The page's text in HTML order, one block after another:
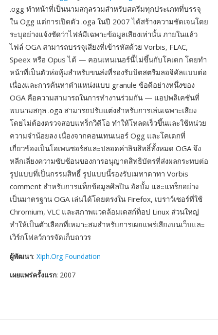
.ogg ทำหน้าที่เป็นนามสกุลรวมสำหรับสตรีมทุกประเภทที่บรรจุ
ใน Ogg แต่การเปิดตัว .oga ในปี 2007 ได้สร้างความชัดเจนโดย
ระบุอย่างแจ้งชัดว่าไฟล์มีเฉพาะข้อมูลเสียงเท่านั้น ภายในแล้ว
ไฟล์ OGA สามารถบรรจุเสียงที่เข้ารหัสด้วย Vorbis, FLAC,
Speex หรือ Opus ได้ — คอนเทนเนอร์นี้ไม่ขึ้นกับโคเดก โดยทำ
หน้าที่เป็นตัวห่อหุ้มสำหรับขนส่งที่รองรับบิตสตรีมลอจิคัลแบบต่อ
เนื่องและการค้นหาตำแหน่งแบบ granule ข้อดีอย่างหนึ่งของ
OGA คือความสามารถในการทำงานร่วมกัน — แอปพลิเคชันที่
พบนามสกุล .oga สามารถปรับแต่งสำหรับการเล่นเฉพาะเสียง
โดยไม่ต้องตรวจสอบแทร็กวิดีโอ ทำให้โหลดเร็วขึ้นและใช้หน่วย
ความจำน้อยลง เนื่องจากคอนเทนเนอร์ Ogg และโคเดกที่
เกี่ยวข้องเป็นโอเพนซอร์สและปลอดค่าลิขสิทธิ์ทั้งหมด OGA จึง
หลีกเลี่ยงความซับซ้อนของการอนุญาตสิทธิบัตรที่ส่งผลกระทบต่อ
รูปแบบที่เป็นกรรมสิทธิ์ รูปแบบนี้รองรับเมทาดาทา Vorbis
comment สำหรับการแท็กข้อมูลศิลปิน อัลบั้ม และแทร็กอย่าง
เป็นมาตรฐาน OGA เล่นได้โดยตรงใน Firefox, เบราว์เซอร์ที่ใช้
Chromium, VLC และสภาพแวดล้อมเดสก์ท็อป Linux ส่วนใหญ่
ทำให้เป็นตัวเลือกที่เหมาะสมสำหรับการเผยแพร่เสียงบนเว็บและ
เวิร์กโฟลว์การจัดเก็บถาวร
ผู้พัฒนา: Xiph.Org Foundation
เผยแพร่ครั้งแรก: 2007